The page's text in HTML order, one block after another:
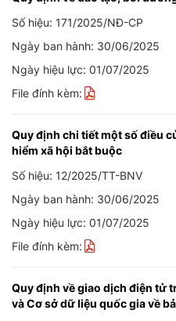
Số hiệu: 171/2025/NĐ-CP
Ngày ban hành: 30/06/2025
Ngày hiệu lực: 01/07/2025
File đính kèm:
Quy định chi tiết một số điều
hiểm xã hội bắt buộc
Số hiệu: 12/2025/TT-BNV
Ngày ban hành: 30/06/2025
Ngày hiệu lực: 01/07/2025
File đính kèm:
Quy định về giao dịch điện tử
và Cơ sở dữ liệu quốc gia về